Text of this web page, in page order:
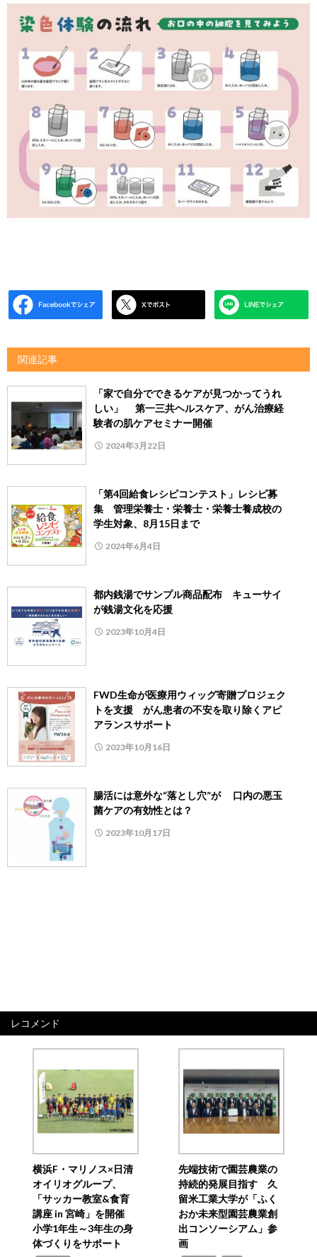
関連記事
「家で自分でできるケアが見つかってうれ
しい」 第一三共ヘルスケア、がん治療経
験者の肌ケアセミナー開催
2024年3月22日
「第4回給食レシピコンテスト」レシピ募
集 管理栄養士・栄養士・栄養士養成校の
学生対象、8月15日まで
2024年6月4日
都内銭湯でサンプル商品配布 キューサイ
が銭湯文化を応援
2023年10月4日
FWD生命が医療用ウィッグ寄贈プロジェク
トを支援 がん患者の不安を取り除くアピ
アランスサポート
2023年10月16日
腸活には意外な“落とし穴”が 口内の悪玉
菌ケアの有効性とは？
2023年10月17日
レコメンド
横浜F・マリノス×日清
オイリオグループ、
「サッカー教室&食育
講座 in 宮崎」を開催
小学1年生～3年生の身
体づくりをサポート
先端技術で園芸農業の
持続的発展目指す 久
留米工業大学が「ふく
おか未来型園芸農業創
出コンソーシアム」参
画